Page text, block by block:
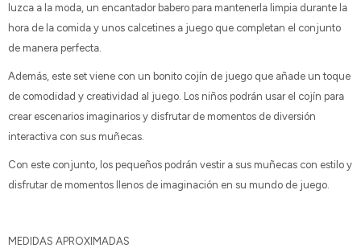
luzca a la moda, un encantador babero para mantenerla limpia durante la
hora de la comida y unos calcetines a juego que completan el conjunto
de manera perfecta.
Además, este set viene con un bonito cojín de juego que añade un toque
de comodidad y creatividad al juego. Los niños podrán usar el cojín para
crear escenarios imaginarios y disfrutar de momentos de diversión
interactiva con sus muñecas.
Con este conjunto, los pequeños podrán vestir a sus muñecas con estilo y
disfrutar de momentos llenos de imaginación en su mundo de juego.
MEDIDAS APROXIMADAS